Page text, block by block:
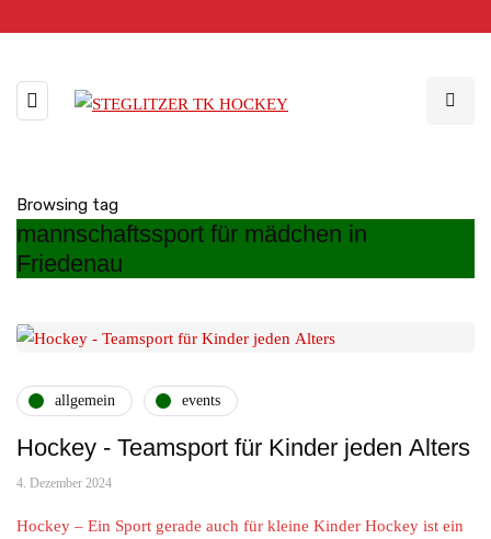
Browsing tag
mannschaftssport für mädchen in
Friedenau
allgemein events
Hockey - Teamsport für Kinder jeden Alters
4. Dezember 2024
Hockey – Ein Sport gerade auch für kleine Kinder Hockey ist ein